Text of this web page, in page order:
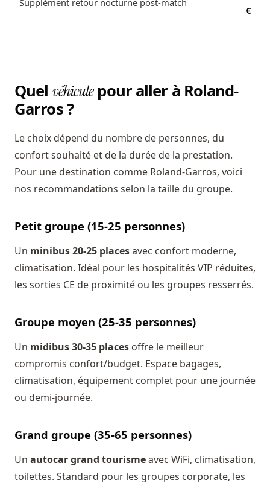
Supplément retour nocturne post-match
€
Quel véhiculepour aller à Roland-
Garros ?
Le choix dépend du nombre de personnes, du
confort souhaité et de la durée de la prestation.
Pour une destination comme Roland-Garros, voici
nos recommandations selon la taille du groupe.
Petit groupe (15-25 personnes)
Un minibus 20-25 placesavec confort moderne,
climatisation. Idéal pour les hospitalités VIP réduites,
les sorties CE de proximité ou les groupes resserrés.
Groupe moyen (25-35 personnes)
Un midibus 30-35 places offre le meilleur
compromis confort/budget. Espace bagages,
climatisation, équipement complet pour une journée
ou demi-journée.
Grand groupe (35-65 personnes)
Un autocar grand tourismeavec WiFi, climatisation,
toilettes. Standard pour les groupes corporate, les